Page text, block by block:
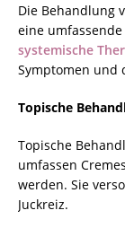
Die Behandlung
eine
systemische
Symptomen und
Topische
Topische
umfassen
werden. Sie
Juckreiz.